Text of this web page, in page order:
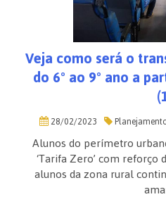
Veja como será o
do 6º ao 9º ano a
28/02/2023
Alunos do perímetro
‘Tarifa Zero’ com
alunos da zona rural